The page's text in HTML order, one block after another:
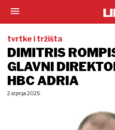
tvrtke i tržišta
DIMITRIS
GLAVNI
HBC ADRIA
2. srpnja 2025.